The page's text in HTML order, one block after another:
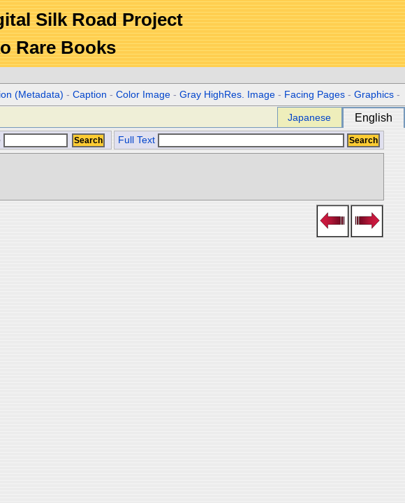
Silk Road Project
Rare Books
(Metadata) -Caption -Color Image -Gray HighRes. Image - Facing Pages -Graphics -
Japanese English
Full Text